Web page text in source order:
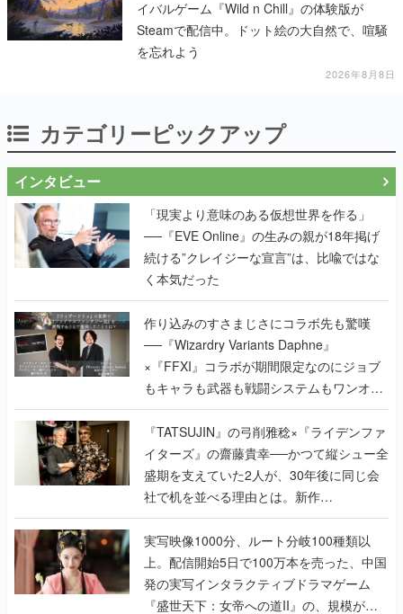
イバルゲーム『Wild n Chill』の体験版が
Steamで配信中。ドット絵の大自然で、喧騒
を忘れよう
2026年8月8日
カテゴリーピックアップ
インタビュー
「現実より意味のある仮想世界を作る」
──『EVE Online』の生みの親が18年掲げ
続ける”クレイジーな宣言”は、比喩ではな
く本気だった
作り込みのすさまじさにコラボ先も驚嘆
──『Wizardry Variants Daphne』
×『FFXI』コラボが期間限定なのにジョブ
もキャラも武器も戦闘システムもワンオフ
で作り込まれた理由を両ディレクターに聞
く
『TATSUJIN』の弓削雅稔×『ライデンファ
イターズ』の齋藤貴幸──かつて縦シュー全
盛期を支えていた2人が、30年後に同じ会
社で机を並べる理由とは。新作
『TATSUJIN EXTREME』で初タッグを組
んだレジェンド2人に訊く開発秘話
実写映像1000分、ルート分岐100種類以
上。配信開始5日で100万本を売った、中国
発の実写インタラクティブドラマゲーム
『盛世天下：女帝への道II』の、規模が違